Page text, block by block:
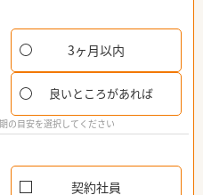
3ヶ月以内
良いところがあれば
の目安を選択してください
契約社員